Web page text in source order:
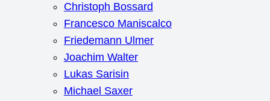
Christoph Bossard
Francesco Maniscalco
Friedemann Ulmer
Joachim Walter
Lukas Sarisin
Michael Saxer